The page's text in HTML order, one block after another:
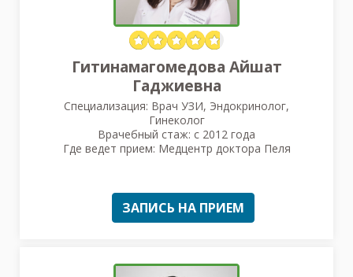
Гитинамагомедова Айшат
Гаджиевна
Специализация: Врач УЗИ, Эндокринолог,
Гинеколог
Врачебный стаж: с 2012 года
Где ведет прием: Медцентр доктора Пеля
ЗАПИСЬ НА ПРИЕМ